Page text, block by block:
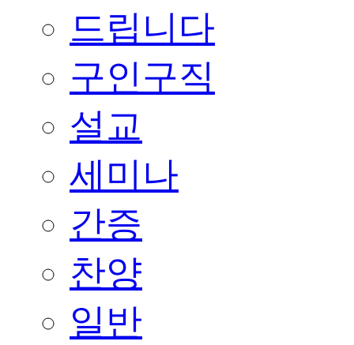
드립니다
구인구직
설교
세미나
간증
찬양
일반